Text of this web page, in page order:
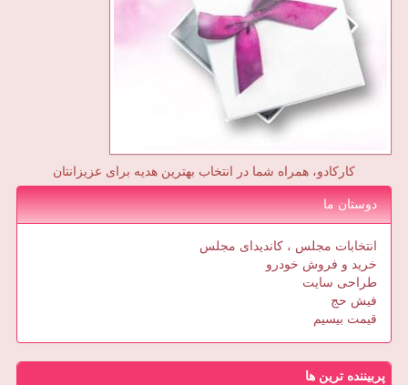
کارکادو، همراه شما در انتخاب بهترین هدیه برای عزیزانتان
دوستان ما
انتخابات مجلس ، کاندیدای مجلس
خرید و فروش خودرو
طراحی سایت
فیش حج
قیمت بیسیم
پربیننده ترین ها